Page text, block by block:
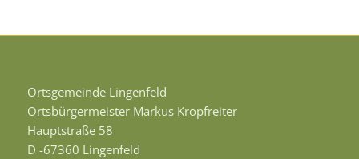
Ortsgemeinde Lingenfeld
Ortsbürgermeister Markus Kropfreiter
Hauptstraße 58
D -67360 Lingenfeld